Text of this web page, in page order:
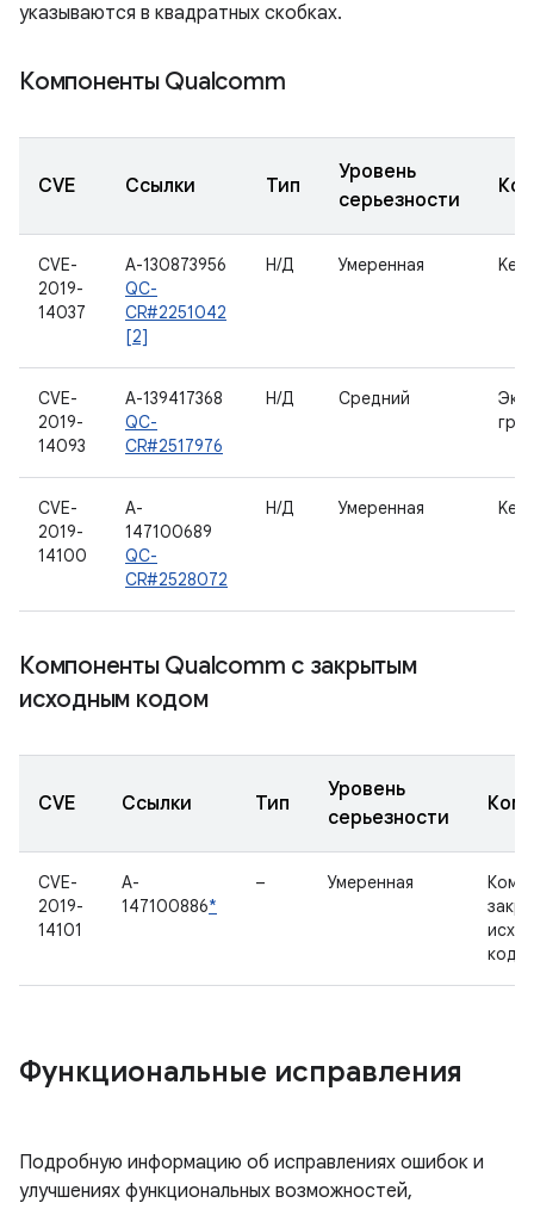
указываются в квадратных скобках.
Компоненты Qualcomm
CVE Ссылки Тип
Уровень
серьезности
CVE-
2019-
14037
A-130873956
QC-
CR#2251042
[2]
Н/Д Умеренная
CVE-
2019-
14093
A-139417368
QC-
CR#2517976
Н/Д Средний
CVE-
2019-
14100
A-
147100689
QC-
CR#2528072
Н/Д Умеренная
Компоненты Qualcomm с закрытым
исходным кодом
CVE Ссылки Тип
Уровень
серьезности
CVE-
2019-
14101
A-
147100886*
– Умеренная
Функциональные исправления
Подробную информацию об исправлениях ошибок и
улучшениях функциональных возможностей,